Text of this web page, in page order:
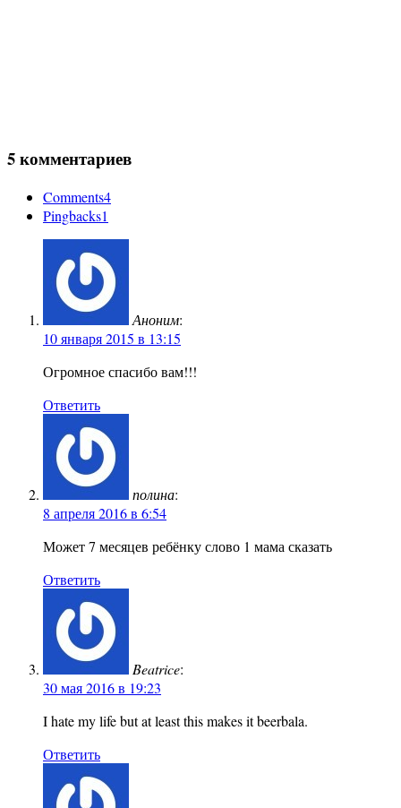
5 комментариев
Comments4
Pingbacks1
Аноним:
10 января 2015 в 13:15
Огромное спасибо вам!!!
Ответить
полина:
8 апреля 2016 в 6:54
Может 7 месяцев ребёнку слово 1 мама сказать
Ответить
Beatrice:
30 мая 2016 в 19:23
I hate my life but at least this makes it beerbala.
Ответить